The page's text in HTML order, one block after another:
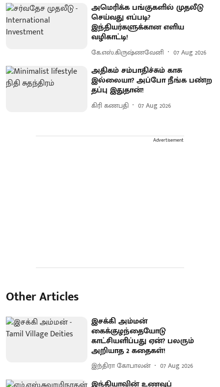
அமெரிக்க பங்குகளில் முதலீடு
செய்வது எப்படி?
இந்தியர்களுக்கான எளிய
வழிகாட்டி!
கே.எஸ்.கிருஷ்ணவேனி 07 Aug 2026
அதிகம் சம்பாதிச்சும் காசு
இல்லையா? அப்போ நீங்க பண்ற
தப்பு இதுதான்!
கிரி கணபதி 07 Aug 2026
Advertisement
Other Articles
இசக்கி அம்மன்
கைக்குழந்தையோடு
காட்சியளிப்பது ஏன்? பலரும்
அறியாத 2 கதைகள்!
இந்திரா கோபாலன் 07 Aug 2026
இந்தியாவின் உணவுப்